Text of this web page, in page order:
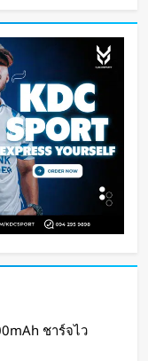
Center ลอย
ฟ้า และใช้น้ำ
ชาร์จไว